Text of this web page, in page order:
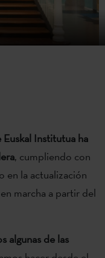
Institutua ha
, cumpliendo con
en la actualización
marcha a partir del
algunas de las